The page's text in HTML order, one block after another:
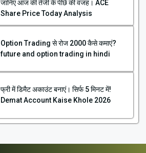
जानिए आज की तेजी के पीछे की वजह। ACE
Share Price Today Analysis
Option Trading से रोज ₹2000 कैसे कमाएं?
future and option trading in hindi
फ्री में डिमैट अकाउंट बनाएं। सिर्फ 5 मिनट में!
Demat Account Kaise Khole 2026